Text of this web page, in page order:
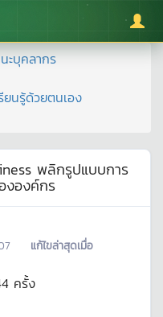
ะบุคลากร
นรู้ด้วยตนเอง
พลิกรูปแบบการ
งองค์กร
แก้ไขล่าสุดเมื่อ
ครั้ง